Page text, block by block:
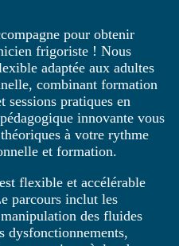
pour obtenir
frigoriste ! Nous
adaptée aux adultes
combinant formation
sessions pratiques en
innovante vous
à votre rythme
et formation.
flexible et accélérable
parcours inclut les
des fluides
dysfonctionnements,